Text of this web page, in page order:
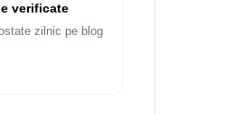
verificate
zilnic pe blog